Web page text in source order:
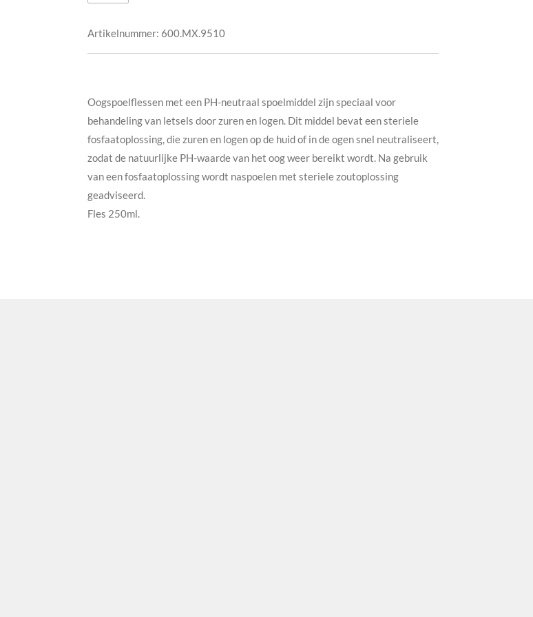
Artikelnummer: 600.MX.9510
Oogspoelflessen met een PH-neutraal spoelmiddel zijn speciaal voor
behandeling van letsels door zuren en logen. Dit middel bevat een steriele
fosfaatoplossing, die zuren en logen op de huid of in de ogen snel neutraliseert,
zodat de natuurlijke PH-waarde van het oog weer bereikt wordt. Na gebruik
van een fosfaatoplossing wordt naspoelen met steriele zoutoplossing
geadviseerd.
Fles 250ml.